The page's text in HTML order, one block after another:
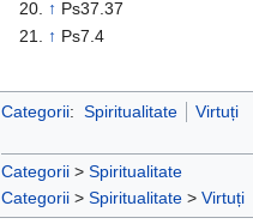
↑ Ps37.37
↑ Ps7.4
Categorii: Spiritualitate Virtuți
Categorii > Spiritualitate
Categorii > Spiritualitate > Virtuți